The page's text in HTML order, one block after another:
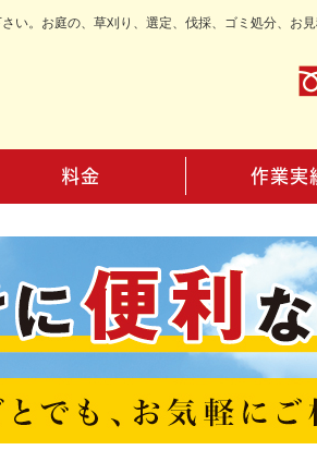
。お庭の、草刈り、選定、伐採、ゴミ処分、お
料金 作業実